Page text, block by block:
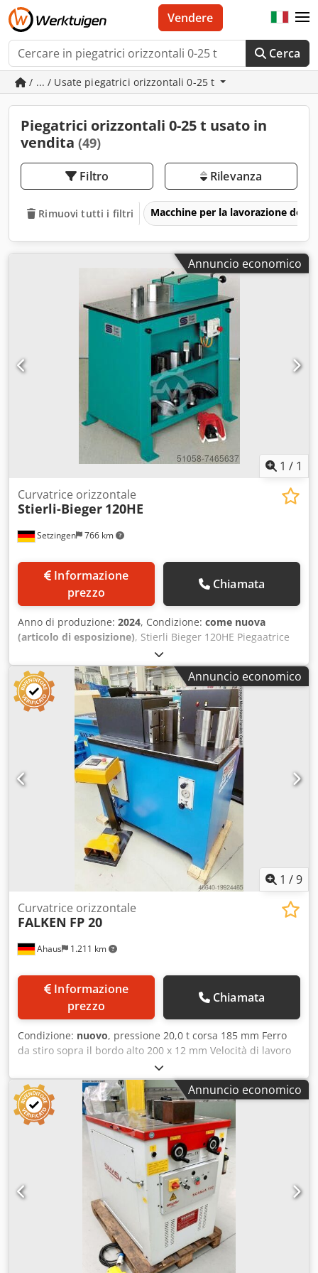
Cerca
Vendere
/ ... / Usate piegatrici orizzontali 0-25 t
Piegatrici orizzontali 0-25 t usato in
vendita (49)
Filtro Rilevanza
Rimuovi tutti i filtri Macchine per la lavorazione del
Annuncio economico
1 / 1
Setzingen 766 km
Curvatrice orizzontale
Stierli-Bieger 120HE
prezzo
Chiamata
Anno di produzione: 2024, Condizione: come nuova
(articolo di esposizione), Stierli Bieger 120HE Piegaatrice
orizzontale, con forza di piegatura di 12 tonnellate altezza
utensile di 130 mm corsa 0-170 mm capacità di piegatura
per acciaio piatto 130x12 mm piegatura di tubi in acciaio
(tipo G) fino a 1 1/2" adatta per semplici operazioni di
raddrizzatura Csdpfx Ajid Izgobpjha macchina
dimostrativa, anno di fabbricazione 2024
Annuncio economico
1 /9
Ahaus 1.211 km
Curvatrice orizzontale
FALKEN FP 20
prezzo
Chiamata
Condizione: nuovo, pressione 20,0 t corsa 185 mm Ferro
da stiro sopra il bordo alto 200 x 12 mm Velocità di lavoro
10,0 mm/sec velocità di ritorno 10,0 mm/min altezza di
lavoro 930 mm Tavolo: 480 x 1060 mm potenza totale
richiesta 2,2 kW Motore 400 Volt 50 Hz Contenuto di olio
12,0 litri. peso 530 kg Dimensioni L-P-A 1150 x 480 x 1400
mm Attrezzatura: - piegatrice orizzontale elettroidraulica -
tavolo macchina grande e robusto in acciaio temprato -
Macchina realizzata in acciaio forgiato temprato e
rettificato - Display digitale per la regolazione della corsa *
Possibilità di programmazione di 1 punto finale di
piegatura e 1 punto di retrazione - 1x set di utensili (1x
punzone di piegatura / 1x matrice 1V) * Matrice di
piegatura .. Grado: 60° / Raggio di piegatura: 5,0 mm *
Matrice .. Grado : 60° / V Apertura : 63,0 mm - regolazione
continua della velocità di piegatura e della forza di
Annuncio economico